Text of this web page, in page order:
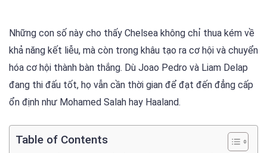
Những con số này cho thấy Chelsea không chỉ thua kém về
khả năng kết liễu, mà còn trong khâu tạo ra cơ hội và chuyển
hóa cơ hội thành bàn thắng. Dù Joao Pedro và Liam Delap
đang thi đấu tốt, họ vẫn cần thời gian để đạt đến đẳng cấp
ổn định như Mohamed Salah hay Haaland.
Table of Contents